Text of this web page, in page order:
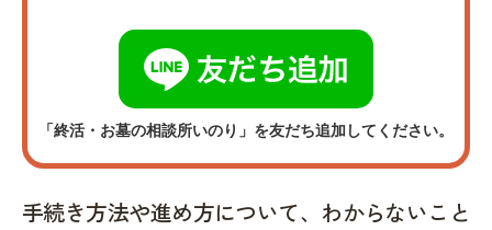
「終活・お墓の相談所いのり」を友だち追加してください。
手続き方法や進め方について、わからないこと